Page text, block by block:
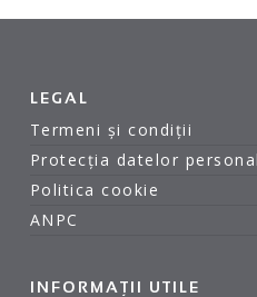
LEGAL
Termeni și condiții
Protecția datelor
Politica cookie
ANPC
INFORMAȚII UTILE